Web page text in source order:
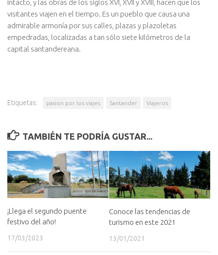
intacto, y las obras de los siglos XVI, XVII y XVIII, hacen que los
visitantes viajen en el tiempo. Es un pueblo que causa una
admirable armonía por sus calles, plazas y plazoletas
empedradas, localizadas a tan sólo siete kilómetros de la
capital santandereana.
Etiquetas: pasion por los viajes Santander Viajeros
TAMBIÉN TE PODRÍA GUSTAR...
¡Llega el segundo puente
festivo del año!
17/03/2023
Conoce las tendencias de
turismo en este 2021
13/01/2021